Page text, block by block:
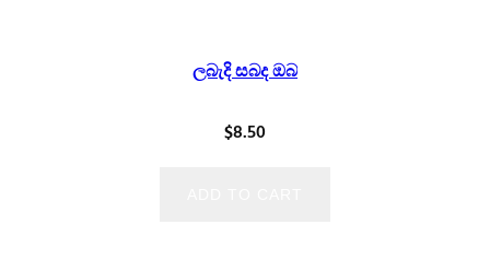
ලබැදි සබද ඔබ
$8.50